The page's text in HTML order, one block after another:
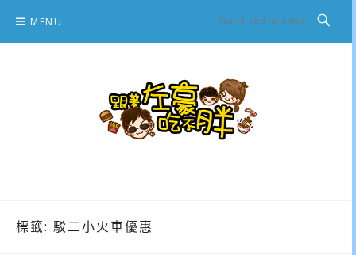
content
MENU
標籤: 駁二小火車優惠